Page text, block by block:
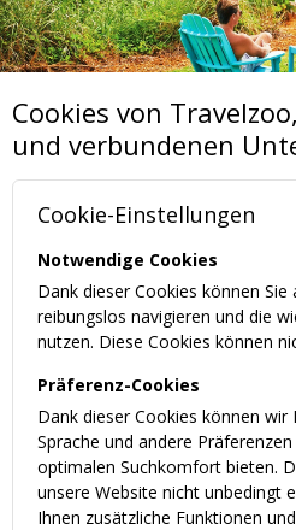
Cookies von
und verbundenen
Cookie-Einstellungen
Notwendige Cookies
Dank dieser Cookies können Sie
reibungslos navigieren und die
nutzen. Diese Cookies können
Präferenz-Cookies
Dank dieser Cookies können wir
Sprache und andere
optimalen Suchkomfort bieten.
unsere Website nicht unbedingt
Ihnen zusätzliche Funktionen